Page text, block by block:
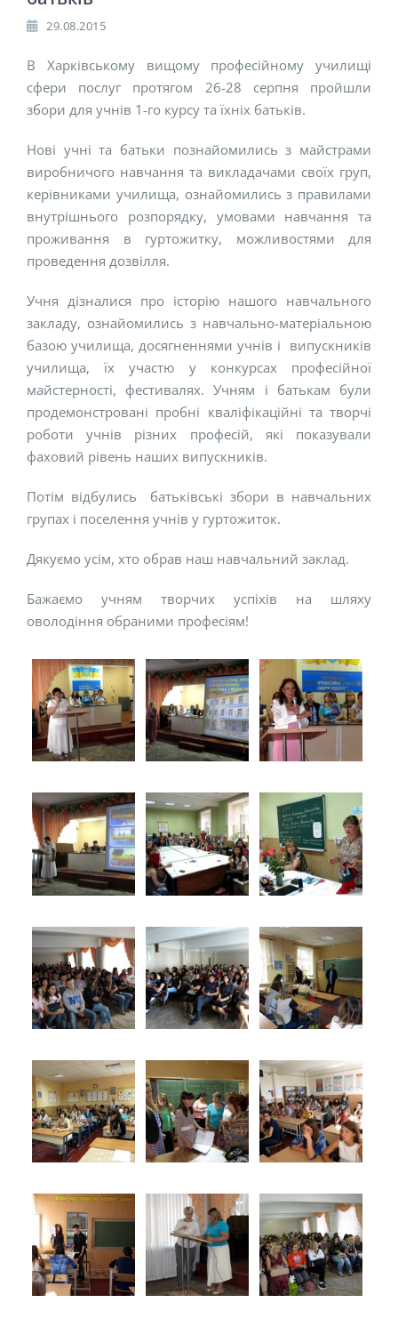
29.08.2015
В Харківському вищому професійному училищі
сфери послуг протягом 26-28 серпня пройшли
збори для учнів 1-го курсу та їхніх батьків.
Нові учні та батьки познайомились з майстрами
виробничого навчання та викладачами своїх груп,
керівниками училища, ознайомились з правилами
внутрішнього розпорядку, умовами навчання та
проживання в гуртожитку, можливостями для
проведення дозвілля.
Учня дізналися про історію нашого навчального
закладу, ознайомились з навчально-матеріальною
базою училища, досягненнями учнів і випускників
училища, їх участю у конкурсах професійної
майстерності, фестивалях. Учням і батькам були
продемонстровані пробні кваліфікаційні та творчі
роботи учнів різних професій, які показували
фаховий рівень наших випускників.
Потім відбулись батьківські збори в навчальних
групах і поселення учнів у гуртожиток.
Дякуємо усім, хто обрав наш навчальний заклад.
Бажаємо учням творчих успіхів на шляху
оволодіння обраними професіям!